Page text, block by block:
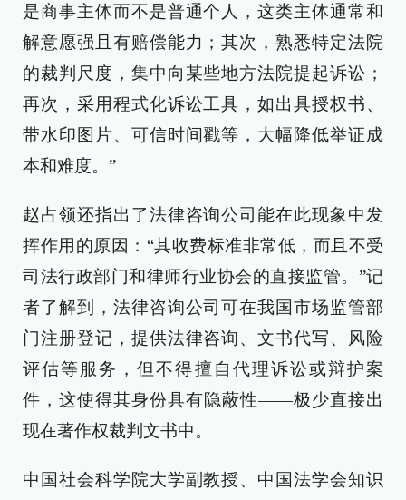
是商事主体而不是普通个人，这类主体通常和
解意愿强且有赔偿能力；其次，熟悉特定法院
的裁判尺度，集中向某些地方法院提起诉讼；
再次，采用程式化诉讼工具，如出具授权书、
带水印图片、可信时间戳等，大幅降低举证成
本和难度。”
赵占领还指出了法律咨询公司能在此现象中发
挥作用的原因：“其收费标准非常低，而且不受
司法行政部门和律师行业协会的直接监管。”记
者了解到，法律咨询公司可在我国市场监管部
门注册登记，提供法律咨询、文书代写、风险
评估等服务，但不得擅自代理诉讼或辩护案
件，这使得其身份具有隐蔽性——极少直接出
现在著作权裁判文书中。
中国社会科学院大学副教授、中国法学会知识